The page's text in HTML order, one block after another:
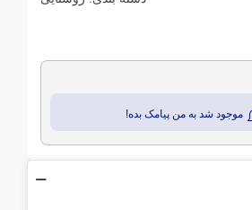
موجود شد به من پیامک بده!